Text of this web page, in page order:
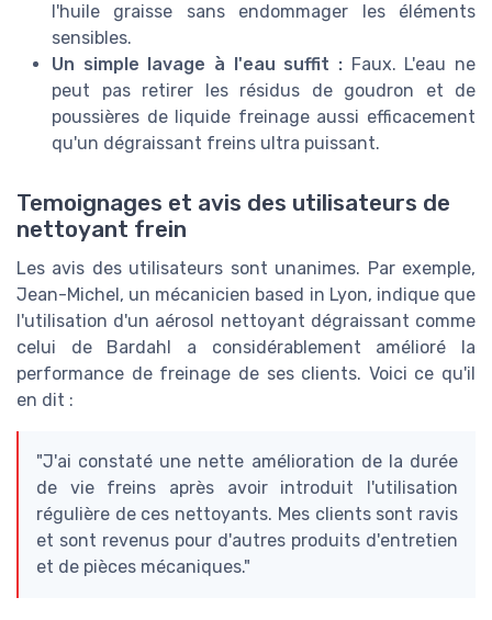
l'huile graisse sans endommager les éléments
sensibles.
Un simple lavage à l'eau suffit : Faux. L'eau ne
peut pas retirer les résidus de goudron et de
poussières de liquide freinage aussi efficacement
qu'un dégraissant freins ultra puissant.
Temoignages et avis des utilisateurs de
nettoyant frein
Les avis des utilisateurs sont unanimes. Par exemple,
Jean-Michel, un mécanicien based in Lyon, indique que
l'utilisation d'un aérosol nettoyant dégraissant comme
celui de Bardahl a considérablement amélioré la
performance de freinage de ses clients. Voici ce qu'il
en dit :
"J'ai constaté une nette amélioration de la durée
de vie freins après avoir introduit l'utilisation
régulière de ces nettoyants. Mes clients sont ravis
et sont revenus pour d'autres produits d'entretien
et de pièces mécaniques."